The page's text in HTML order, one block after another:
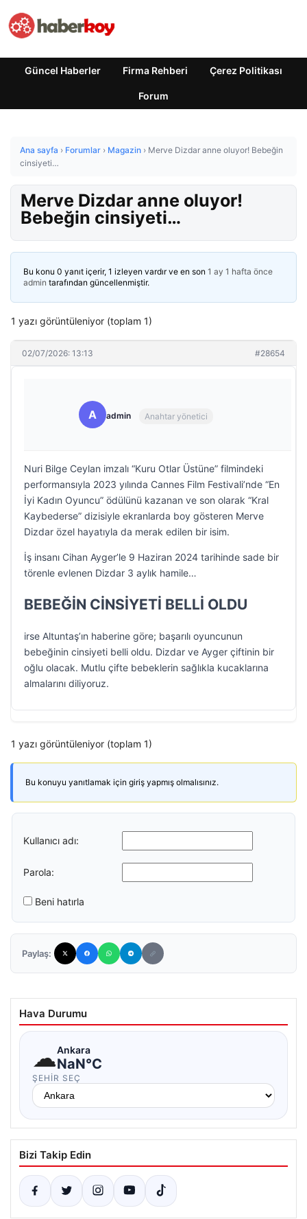
Güncel Haberler Firma Rehberi Çerez Politikası
Forum
Ana sayfa › Forumlar › Magazin › Merve Dizdar anne oluyor! Bebeğin
cinsiyeti…
Merve Dizdar anne oluyor!
Bebeğin cinsiyeti…
Bu konu 0 yanıt içerir, 1 izleyen vardır ve en son 1 ay 1 hafta önce
admin tarafından güncellenmiştir.
1 yazı görüntüleniyor (toplam 1)
02/07/2026: 13:13 #28654
A admin Anahtar yönetici
Nuri Bilge Ceylan imzalı “Kuru Otlar Üstüne” filmindeki
performansıyla 2023 yılında Cannes Film Festivali’nde “En
İyi Kadın Oyuncu” ödülünü kazanan ve son olarak “Kral
Kaybederse” dizisiyle ekranlarda boy gösteren Merve
Dizdar özel hayatıyla da merak edilen bir isim.
İş insanı Cihan Ayger’le 9 Haziran 2024 tarihinde sade bir
törenle evlenen Dizdar 3 aylık hamile…
BEBEĞİN CİNSİYETİ BELLİ OLDU
irse Altuntaş’ın haberine göre; başarılı oyuncunun
bebeğinin cinsiyeti belli oldu. Dizdar ve Ayger çiftinin bir
oğlu olacak. Mutlu çifte bebeklerin sağlıkla kucaklarına
almalarını diliyoruz.
1 yazı görüntüleniyor (toplam 1)
Bu konuyu yanıtlamak için giriş yapmış olmalısınız.
Kullanıcı adı:
Parola:
Beni hatırla
Paylaş:
Hava Durumu
☁Ankara
NaN°C
ŞEHIR SEÇ
Bizi Takip Edin